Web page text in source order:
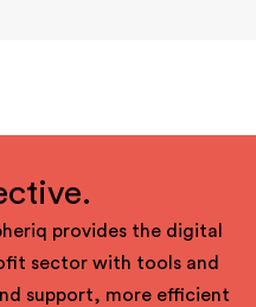
provides the digital
sector with tools and
support, more efficient